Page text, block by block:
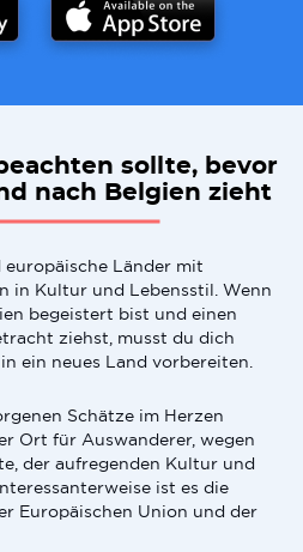
sollte, bevor
nach Belgien zieht
Länder mit
in Kultur und Lebensstil. Wenn
begeistert bist und einen
ziehst, musst du dich
ein neues Land vorbereiten.
Schätze im Herzen
Ort für Auswanderer, wegen
der aufregenden Kultur und
ist es die
Europäischen Union und der